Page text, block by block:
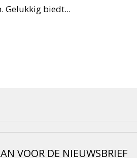
Gelukkig biedt...
VOOR DE NIEUWSBRIEF